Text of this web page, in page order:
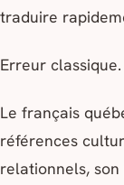
traduire
Erreur classique.
Le français
références
relationnels,